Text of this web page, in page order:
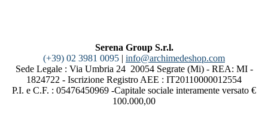
Serena Group S.r.l.
(+39) 02 3981 0095 | info@archimedeshop.com
Sede Legale : Via Umbria 24 20054 Segrate (Mi) - REA: MI -
1824722 - Iscrizione Registro AEE : IT20110000012554
P.I. e C.F. : 05476450969 -Capitale sociale interamente versato €
100.000,00